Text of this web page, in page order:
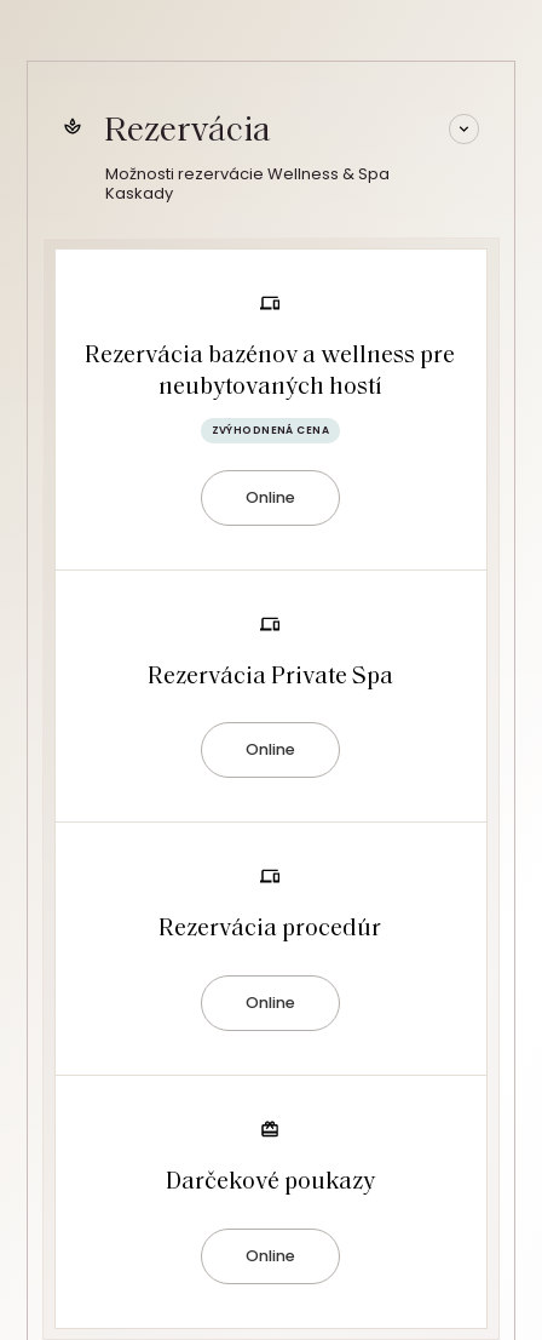
Rezervácia
Možnosti rezervácie Wellness & Spa
Kaskady
Rezervácia bazénov a wellness pre
neubytovaných hostí
ZVÝHODNENÁ CENA
Online
Rezervácia Private Spa
Online
Rezervácia procedúr
Online
Darčekové poukazy
Online